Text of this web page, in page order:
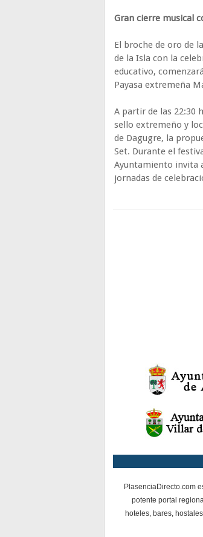
Gran cierre musical
El broche de oro de
de la Isla con la
educativo,
Payasa extremeña
A partir de las 22:30
sello extremeño y
de Dagugre, la
Set. Durante el
Ayuntamiento invita
jornadas de
PlasenciaDirecto.com
potente portal
hoteles, bares,